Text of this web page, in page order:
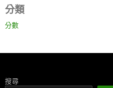
分類
分數
搜尋